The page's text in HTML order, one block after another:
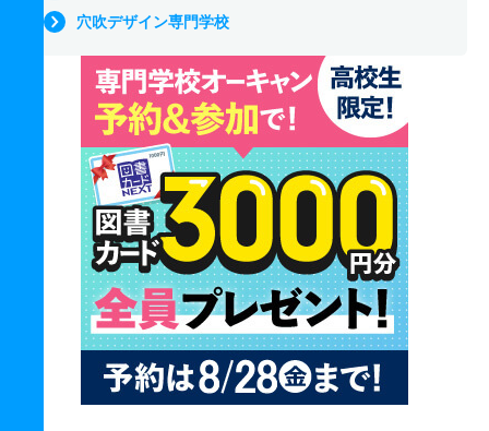
穴吹デザイン専門学校